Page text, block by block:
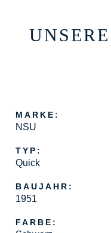
MARKE:
NSU
TYP:
Quick
BAUJAHR:
1951
FARBE: